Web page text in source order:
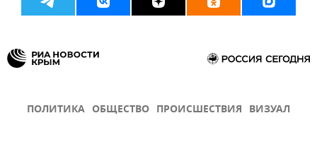
ПОЛИТИКА ОБЩЕСТВО ПРОИСШЕСТВИЯ ВИЗУАЛ